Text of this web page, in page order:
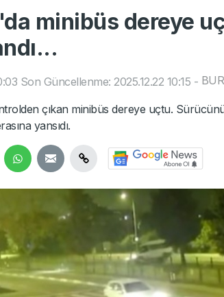
minibüs dereye
Son Güncellenme: 2025.12.22 10:15 -
çıkan minibüs dereye uçtu.
yansıdı.